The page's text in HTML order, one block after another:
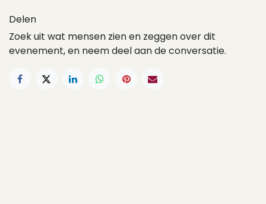
Delen
Zoek uit wat mensen zien en zeggen over dit
evenement, en neem deel aan de conversatie.